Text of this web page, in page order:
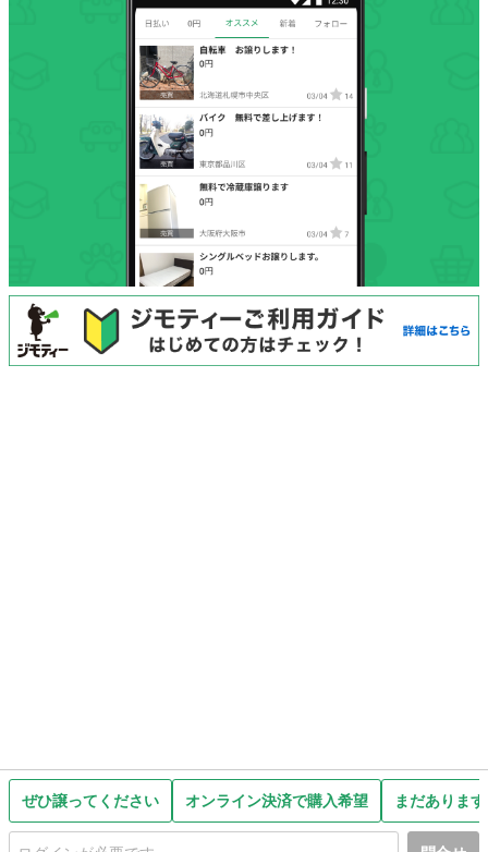
ぜひ譲ってください オンライン決済で購入希望 まだありま